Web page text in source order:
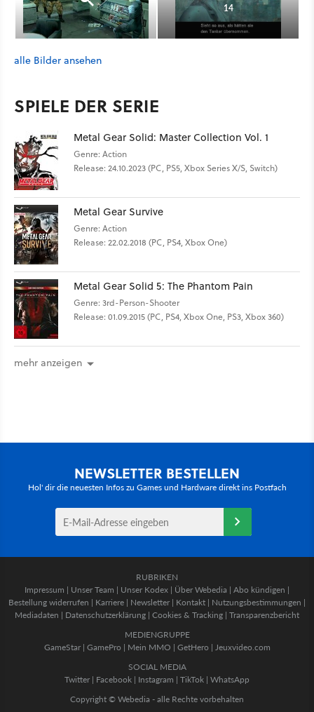
14
alle Bilder ansehen
SPIELE DER SERIE
Metal Gear Solid: Master Collection Vol. 1
Genre: Action
Release: 24.10.2023 (PC, PS5, Xbox Series X/S, Switch)
Metal Gear Survive
Genre: Action
Release: 22.02.2018 (PC, PS4, Xbox One)
Metal Gear Solid 5: The Phantom Pain
Genre: 3rd-Person-Shooter
Release: 01.09.2015 (PC, PS4, Xbox One, PS3, Xbox 360)
mehr anzeigen
NEWSLETTER BESTELLEN
Hol' dir die neuesten Infos zu Games und Hardware direkt ins Postfach
RUBRIKEN
Impressum | Unser Team | Unser Kodex | Über Webedia | Abo kündigen |
Bestellung widerrufen | Karriere | Newsletter | Kontakt | Nutzungsbestimmungen |
Mediadaten | Datenschutzerklärung | Cookies & Tracking | Transparenzbericht
MEDIENGRUPPE
GameStar| GamePro | Mein MMO | GetHero | Jeuxvideo.com
SOCIAL MEDIA
Twitter | Facebook | Instagram | TikTok | WhatsApp
Copyright © Webedia - alle Rechte vorbehalten